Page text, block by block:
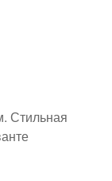
Стильная